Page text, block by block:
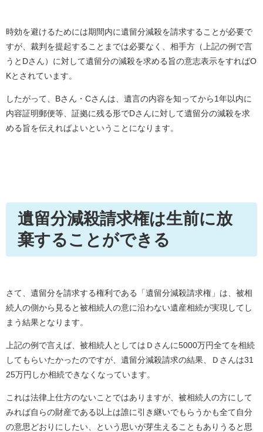
時効を避けるためには期間内に遺留分減殺を請求することが必要で
すが、裁判を提起することまでは必要なく、相手方（上記の例で言
うとDさん）に対して遺留分の減殺を求める旨の意志表示をすればO
Kとされています。
したがって、Bさん・Cさんは、遺言の内容を知ってから1年以内に
内容証明郵便等、証拠に残る形でDさんに対して遺留分の減殺を求
める旨を伝えればよいということになります。
遺留分減殺請求権は生前に放
棄することができる
さて、遺留分を請求する権利である「遺留分減殺請求権」は、被相
続人の側から見ると被相続人の意に沿わない遺産相続が実現してし
まう結果となります。
上記の例で言えば、被相続人としてはＤさんに5000万円全てを相続
してもらいたかったのですが、遺留分減殺請求の結果、Ｄさんは31
25万円しか相続できなくなっています。
これは法律上仕方のないことではありますが、被相続人の方にして
みれば自らの財産である以上は誰に引き継いでもらうかも全て自分
の意思どおりにしたい、という思いが芽生えることもありうると思